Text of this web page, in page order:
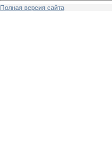
Полная версия сайта